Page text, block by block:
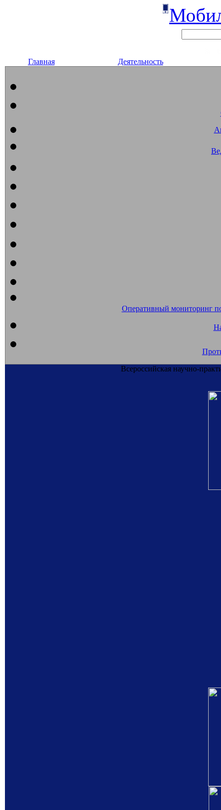
Главная Деятельность
Оперативный мониторинг
Всероссийская научно-